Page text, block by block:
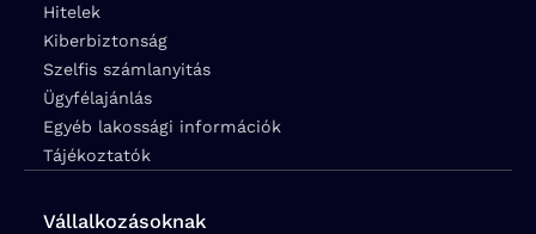
Hitelek
Kiberbiztonság
Szelfis számlanyitás
Ügyfélajánlás
Egyéb lakossági információk
Tájékoztatók
Vállalkozásoknak